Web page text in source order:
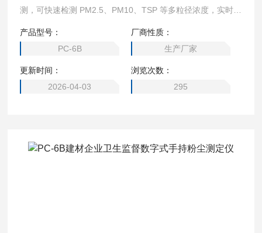
测，可快速检测 PM2.5、PM10、TSP 等多粒径浓度，实时显
查、限期整改比对、无组织排放排查、网格化摸底等高频作
业。
产品型号：
PC-6B
厂商性质：
生产厂家
更新时间：
2026-04-03
浏览次数：
295